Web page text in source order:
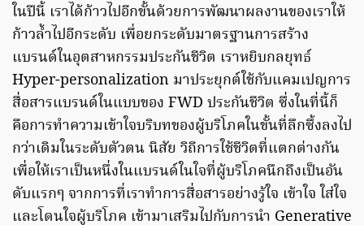
ในปีนี้ เราได้ก้าวไปอีกขั้นด้วยการพัฒนาผลงานของเราให้
ก้าวล้ำไปอีกระดับ เพื่อยกระดับมาตรฐานการสร้าง
แบรนด์ในอุตสาหกรรมประกันชีวิต เราหยิบกลยุทธ์
Hyper-personalization มาประยุกต์ใช้กับแคมเปญการ
สื่อสารแบรนด์ในแบบของ FWD ประกันชีวิต ซึ่งในที่นี้ก็
คือการทำความเข้าใจบริบทของผู้บริโภคในขั้นที่ลึกซึ้งลงไป
กว่าเดิมในระดับตัวตน นิสัย วิถีการใช้ชีวิตที่แตกต่างกัน
เพื่อให้เราเป็นหนึ่งในแบรนด์ในใจที่ผู้บริโภคนึกถึงเป็นอัน
ดับแรกๆ จากการที่เราทำการสื่อสารอย่างรู้ใจ เข้าใจ ใส่ใจ
และโดนใจผู้บริโภค เข้ามาเสริมไปกับการนำ Generative